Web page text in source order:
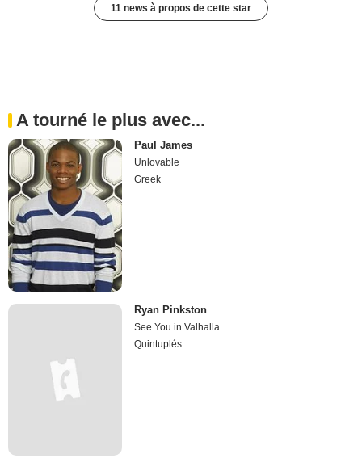
11 news à propos de cette star
A tourné le plus avec...
Paul James
Unlovable
Greek
Ryan Pinkston
See You in Valhalla
Quintuplés